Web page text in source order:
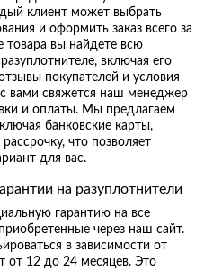
клиент может выбрать
и оформить заказ всего за
товара вы найдете всю
включая его
покупателей и условия
вами свяжется наш менеджер
и оплаты. Мы предлагаем
банковские карты,
что позволяет
для вас.
на разуплотнители
гарантию на все
через наш сайт.
в зависимости от
от 12 до 24 месяцев. Это